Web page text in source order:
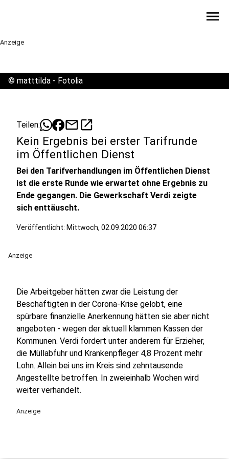
menu
Anzeige
© matttilda - Fotolia
Teilen: mailopen_in_new
Kein Ergebnis bei erster Tarifrunde
im Öffentlichen Dienst
Bei den Tarifverhandlungen im Öffentlichen Dienst
ist die erste Runde wie erwartet ohne Ergebnis zu
Ende gegangen. Die Gewerkschaft Verdi zeigte
sich enttäuscht.
Veröffentlicht: Mittwoch, 02.09.2020 06:37
Anzeige
Die Arbeitgeber hätten zwar die Leistung der
Beschäftigten in der Corona-Krise gelobt, eine
spürbare finanzielle Anerkennung hätten sie aber nicht
angeboten - wegen der aktuell klammen Kassen der
Kommunen. Verdi fordert unter anderem für Erzieher,
die Müllabfuhr und Krankenpfleger 4,8 Prozent mehr
Lohn. Allein bei uns im Kreis sind zehntausende
Angestellte betroffen. In zweieinhalb Wochen wird
weiter verhandelt.
Anzeige